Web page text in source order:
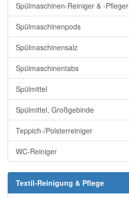
Spülmaschinen-Reiniger & -Pfleger
Spülmaschinenpods
Spülmaschinensalz
Spülmaschinentabs
Spülmittel
Spülmittel, Großgebinde
Teppich-/Polsterreiniger
WC-Reiniger
Textil-Reinigung & Pflege